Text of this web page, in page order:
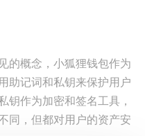
的概念，小狐狸钱包作为
助记词和私钥来保护用户
钥作为加密和签名工具，
同，但都对用户的资产安